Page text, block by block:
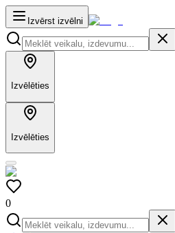
Izvērst izvēlni
Izvēlēties
Izvēlēties
0